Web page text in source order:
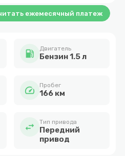
ежемесячный платеж
local_gas_station Двигатель
Бензин 1.5 л
speed Пробег
166 км
swap_horiz Тип привода
Передний
привод